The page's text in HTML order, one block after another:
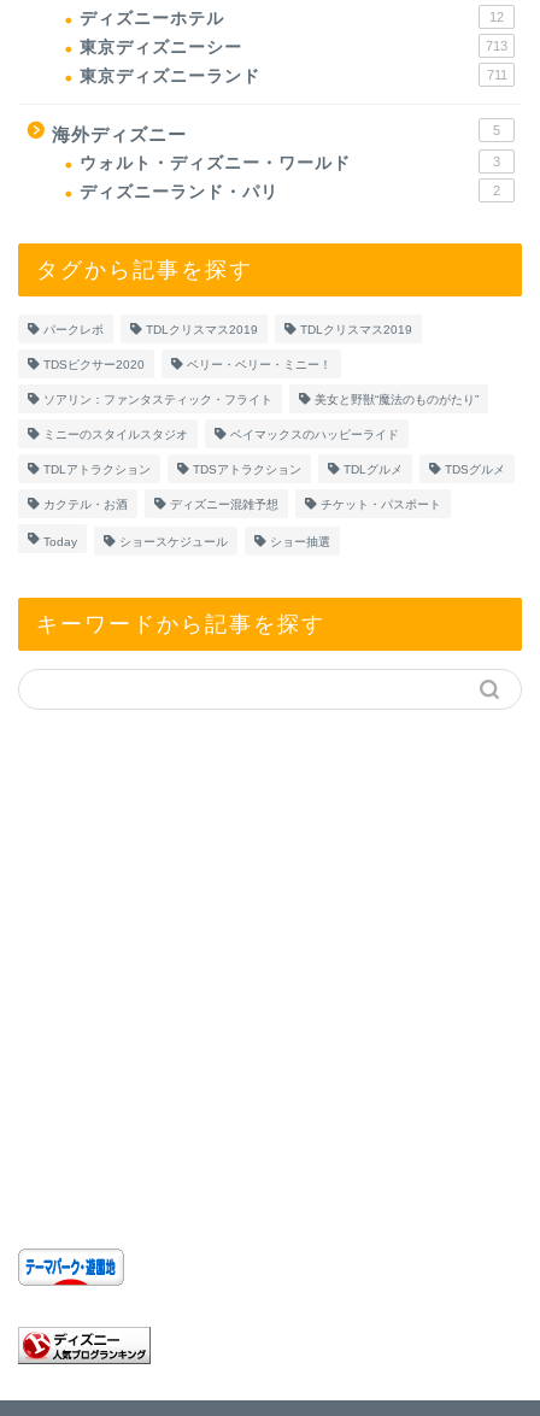
ディズニーホテル 12
東京ディズニーシー 713
東京ディズニーランド 711
海外ディズニー 5
ウォルト・ディズニー・ワールド 3
ディズニーランド・パリ 2
タグから記事を探す
パークレポ TDLクリスマス2019 TDLクリスマス2019
TDSピクサー2020 ベリー・ベリー・ミニー！
ソアリン：ファンタスティック・フライト 美女と野獣“魔法のものがたり”
ミニーのスタイルスタジオ ベイマックスのハッピーライド
TDLアトラクション TDSアトラクション TDLグルメ TDSグルメ
カクテル・お酒 ディズニー混雑予想 チケット・パスポート
Today ショースケジュール ショー抽選
キーワードから記事を探す